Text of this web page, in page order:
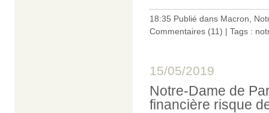
18:35 Publié dans Macron
Commentaires (11) | Tags :
15/05/2019
Notre-Dame de
financière risque